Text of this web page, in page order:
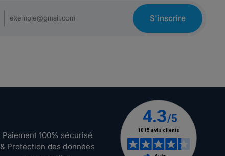
S'inscrire
Paiement 100% sécurisé
& Protection des données